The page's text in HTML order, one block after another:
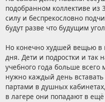
подобранном коллективе из
силу и беспрекословно
будут разве что будущим
Но конечно худшей вещью в
дня. Дети и подростки и так
учебного года больше всего
нужно каждый день
партами в душных
в лагере они попадают в